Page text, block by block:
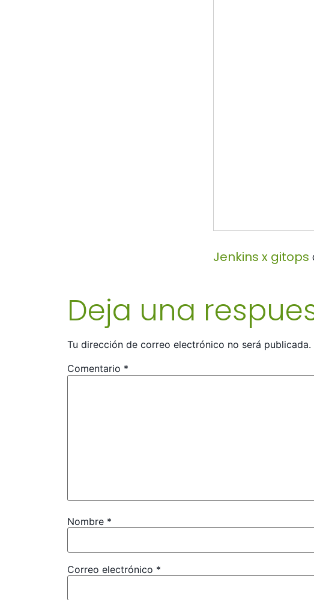
Jenkins x gitops
Deja una
Tu dirección de correo electrónico no será publicada.
Comentario *
Nombre *
Correo electrónico *